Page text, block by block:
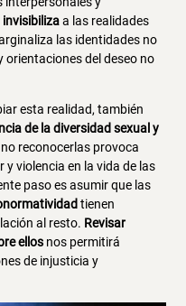
invisibilizaa las realidades
las identidades no
del deseo no
esta realidad, también
de la diversidad sexual y
reconocerlas provoca
violencia en la vida de las
paso es asumir que las
tienen
al resto. Revisar
ellos nos permitirá
de injusticia y